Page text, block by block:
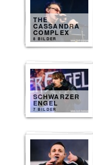
THE
CASSANDRA
COMPLEX
8 BILDER
SCHWARZER
ENGEL
7 BILDER